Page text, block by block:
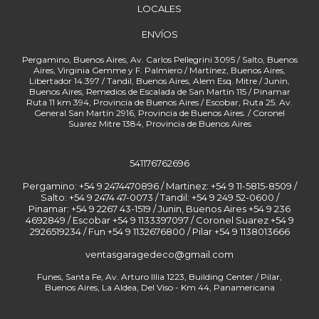
LOCALES
ENVÍOS
541176762696
Pergamino: +54 9 2474470896 / Martinez: +54 9 11-5815-8509 /
Salto: +54 9 2474 47-0073 / Tandil: +54 9 249 52-0600 /
Pinamar: +54 9 2267 43-1519 / Junin, Buenos Aires +54 9 236
4692849 / Escobar +54 9 1133397097 / Coronel Suarez +54 9
2926519234 / Fun
ventasgaragedeco@gmail.com